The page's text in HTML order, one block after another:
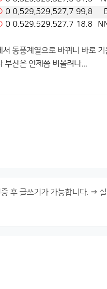
0 0.529.529.527.7 99.8
0 0.529.529.527.7 18.8
서 동풍계열으로 바뀌니 바로 기
부산은 언제쯤 비올려나...